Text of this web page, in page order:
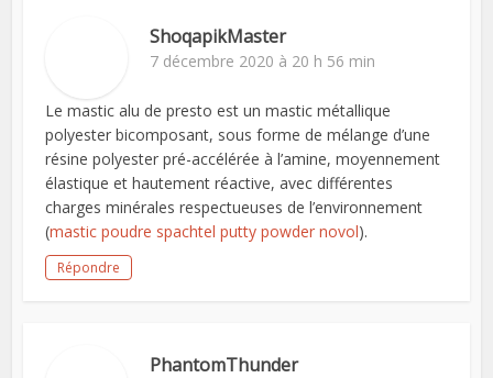
ShoqapikMaster
7 décembre 2020 à 20 h 56 min
Le mastic alu de presto est un mastic métallique
polyester bicomposant, sous forme de mélange d’une
résine polyester pré-accélérée à l’amine, moyennement
élastique et hautement réactive, avec différentes
charges minérales respectueuses de l’environnement
(mastic poudre spachtel putty powder novol).
Répondre
PhantomThunder